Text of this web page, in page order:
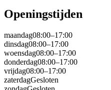
Openingstijden
maandag08:00–17:00
dinsdag08:00–17:00
woensdag08:00–17:00
donderdag08:00–17:00
vrijdag08:00–17:00
zaterdagGesloten